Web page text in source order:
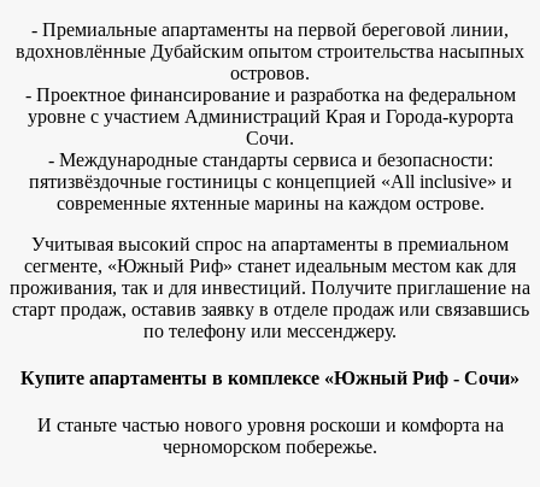
- Премиальные апартаменты на первой береговой линии,
вдохновлённые Дубайским опытом строительства насыпных
островов.
- Проектное финансирование и разработка на федеральном
уровне с участием Администраций Края и Города-курорта
Сочи.
- Международные стандарты сервиса и безопасности:
пятизвёздочные гостиницы с концепцией «All inclusive» и
современные яхтенные марины на каждом острове.
Учитывая высокий спрос на апартаменты в премиальном
сегменте, «Южный Риф» станет идеальным местом как для
проживания, так и для инвестиций. Получите приглашение на
старт продаж, оставив заявку в отделе продаж или связавшись
по телефону или мессенджеру.
Купите апартаменты в комплексе «Южный Риф - Сочи»
И станьте частью нового уровня роскоши и комфорта на
черноморском побережье.